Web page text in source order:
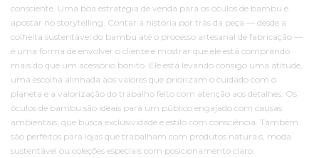
consciente. Uma boa estratégia de venda para os óculos de bambu é
apostar no storytelling. Contar a história por trás da peça — desde a
colheita sustentável do bambu até o processo artesanal de fabricação —
é uma forma de envolver o cliente e mostrar que ele está comprando
mais do que um acessório bonito. Ele está levando consigo uma atitude,
uma escolha alinhada aos valores que priorizam o cuidado com o
planeta e a valorização do trabalho feito com atenção aos detalhes. Os
óculos de bambu são ideais para um público engajado com causas
ambientais, que busca exclusividade e estilo com consciência. Também
são perfeitos para lojas que trabalham com produtos naturais, moda
sustentável ou coleções especiais com posicionamento claro.